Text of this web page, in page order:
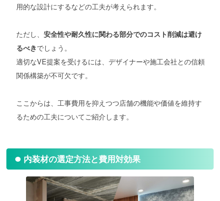
用的な設計にするなどの工夫が考えられます。
ただし、安全性や耐久性に関わる部分でのコスト削減は避け
るべきでしょう。
適切なVE提案を受けるには、デザイナーや施工会社との信頼
関係構築が不可欠です。
ここからは、工事費用を抑えつつ店舗の機能や価値を維持す
るための工夫についてご紹介します。
内装材の選定方法と費用対効果